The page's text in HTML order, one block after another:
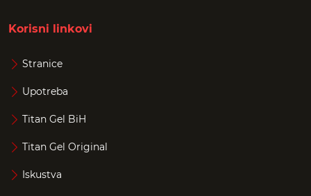
Korisni linkovi
Stranice
Upotreba
Titan Gel BiH
Titan Gel Original
Iskustva